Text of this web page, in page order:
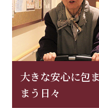
大きな安心に包
まう日々